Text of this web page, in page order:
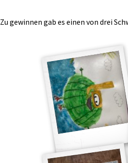
Zu gewinnen gab es einen von drei